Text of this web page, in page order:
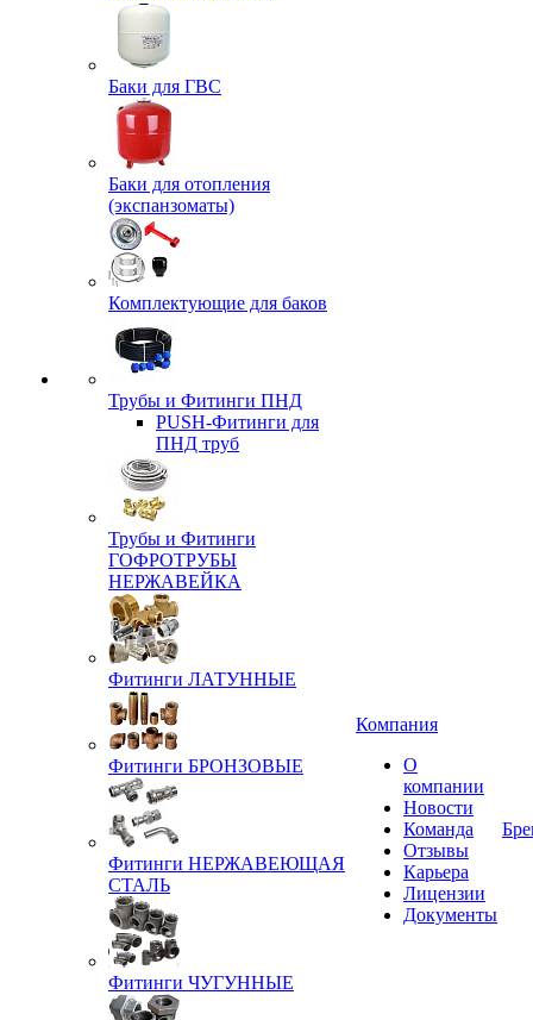
Баки для ГВС
Баки для отопления
(экспанзоматы)
Комплектующие для баков
Трубы и Фитинги ПНД
PUSH-Фитинги для
ПНД труб
Трубы и Фитинги
ГОФРОТРУБЫ
НЕРЖАВЕЙКА
Фитинги ЛАТУННЫЕ
Фитинги БРОНЗОВЫЕ
Фитинги НЕРЖАВЕЮЩАЯ
СТАЛЬ
Фитинги ЧУГУННЫЕ
Компания
О
компании
Новости
Команда
Отзывы
Карьера
Лицензии
Документы